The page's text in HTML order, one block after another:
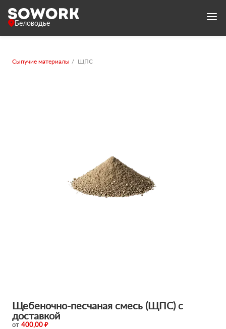
Беловодье
Сыпучие материалы ЩПС
Щебеночно-песчаная смесь (ЩПС) с
доставкой
от 400,00 ₽